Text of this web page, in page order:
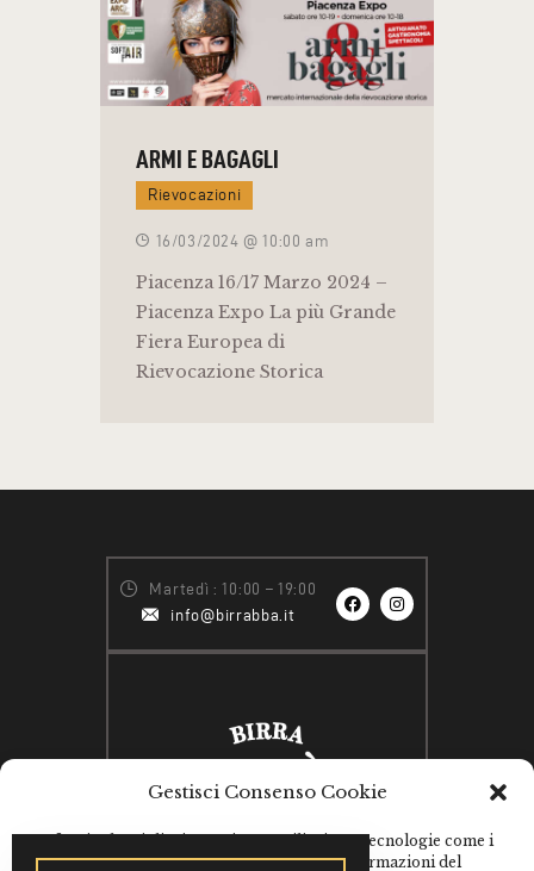
Gestisci Consenso Cookie
Per fornire le migliori esperienze, utilizziamo tecnologie come i
cookie per memorizzare e/o accedere alle informazioni del
ARMI E BAGAGLI
Rievocazioni
16/03/2024 @ 10:00 am
Piacenza 16/17 Marzo 2024 –
Piacenza Expo La più Grande
Fiera Europea di
Rievocazione Storica
Martedì : 10:00 – 19:00
info@birrabba.it